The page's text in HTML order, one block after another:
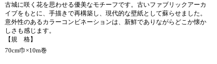
古城に咲く花を思わせる優美なモチーフです。古いファブリックアーカ
イブをもとに、手描きで再構築し、現代的な壁紙として蘇らせました。
意外性のあるカラーコンビネーションは、新鮮でありながらどこか懐か
しさも感じます。
【規 格】
70cm巾×10m巻